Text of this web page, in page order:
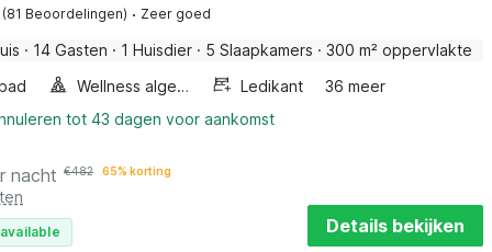
(81 Beoordelingen) · Zeer goed
· 14 Gasten · 1 Huisdier · 5 Slaapkamers · 300 m² oppervlakte
Wellness algemeen Ledikant
36 meer
tot 43 dagen voor aankomst
nacht €482 65% korting
Details bekijken